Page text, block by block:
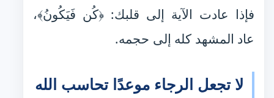
فإذا عادت الآية إلى قلبك: ﴿كُن فَيَكُونُ﴾،
عاد المشهد كله إلى حجمه.
لا تجعل الرجاء موعدًا تحاسب الله